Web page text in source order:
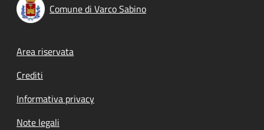
Comune di Varco Sabino
Footer menu
Area riservata
Crediti
Informativa privacy
Note legali